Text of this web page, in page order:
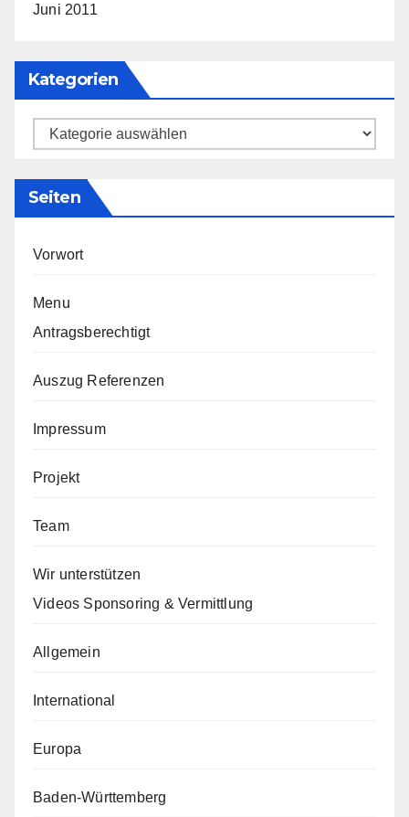
Juni 2011
Kategorien
Kategorien
Seiten
Vorwort
Menu
Antragsberechtigt
Auszug Referenzen
Impressum
Projekt
Team
Wir unterstützen
Videos Sponsoring & Vermittlung
Allgemein
International
Europa
Baden-Württemberg